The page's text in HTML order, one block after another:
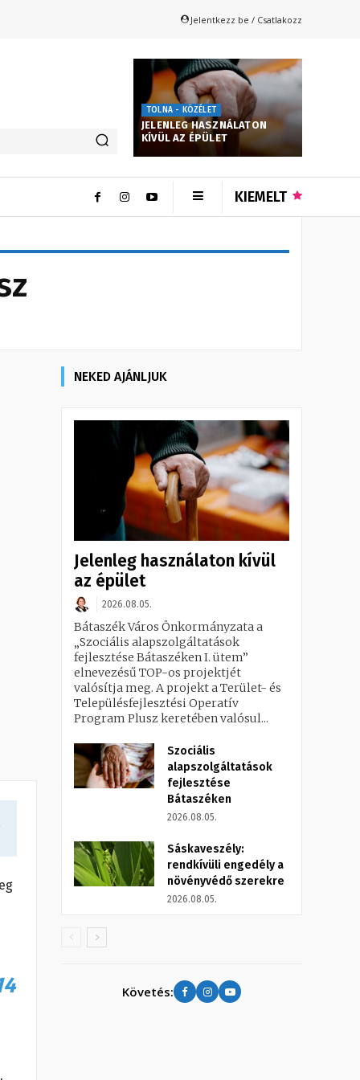
Jelentkezz be / Csatlakozz
TOLNA - KÖZÉLET
JELENLEG HASZNÁLATON
KÍVÜL AZ ÉPÜLET
KIEMELT
NEKED AJÁNLJUK
Jelenleg használaton kívül
az épület
2026.08.05.
Bátaszék Város Önkormányzata a
„Szociális alapszolgáltatások
fejlesztése Bátaszéken I. ütem”
elnevezésű TOP-os projektjét
valósítja meg. A projekt a Terület- és
Településfejlesztési Operatív
Program Plusz keretében valósul...
Szociális
alapszolgáltatások
fejlesztése
Bátaszéken
2026.08.05.
Sáskaveszély:
rendkívüli engedély a
növényvédő szerekre
2026.08.05.
Követés: